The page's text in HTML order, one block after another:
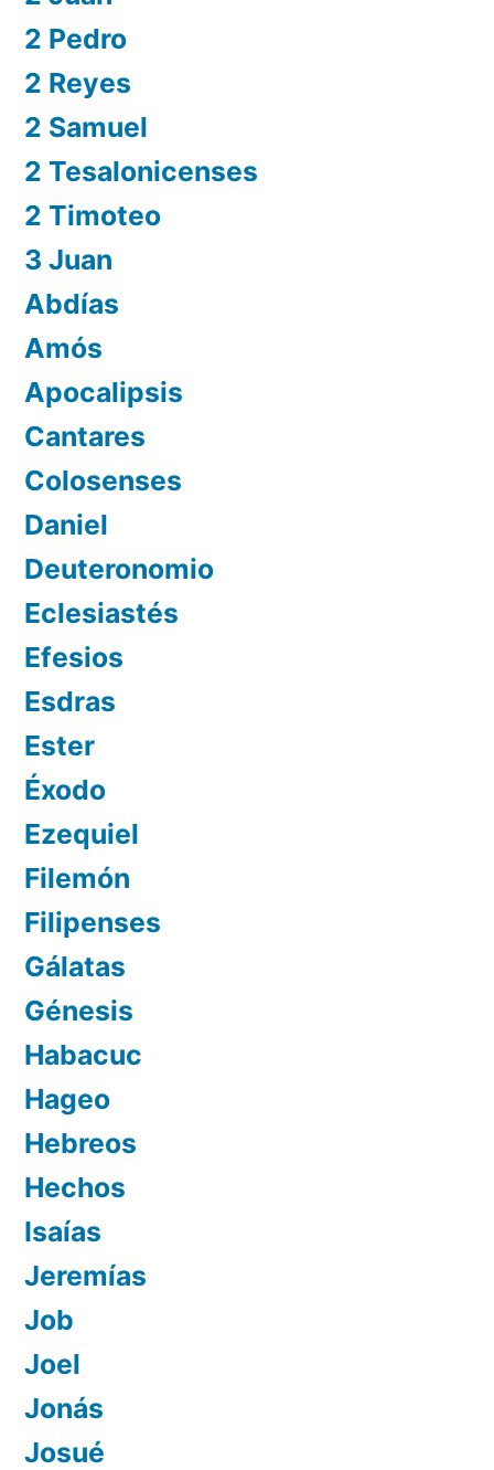
2 Pedro
2 Reyes
2 Samuel
2 Tesalonicenses
2 Timoteo
3 Juan
Abdías
Amós
Apocalipsis
Cantares
Colosenses
Daniel
Deuteronomio
Eclesiastés
Efesios
Esdras
Ester
Éxodo
Ezequiel
Filemón
Filipenses
Gálatas
Génesis
Habacuc
Hageo
Hebreos
Hechos
Isaías
Jeremías
Job
Joel
Jonás
Josué